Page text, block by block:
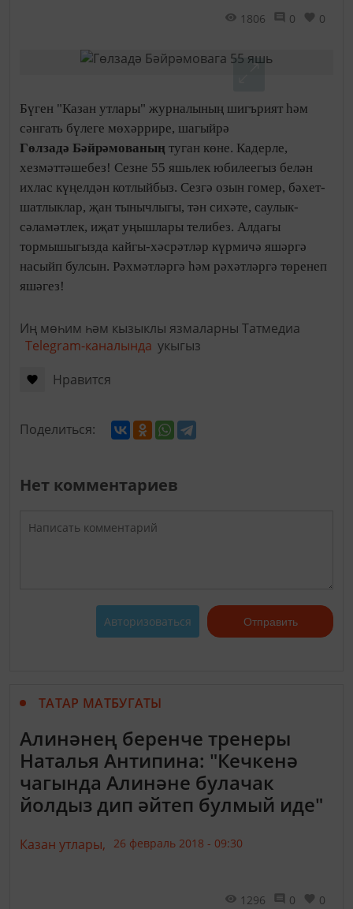
1806 0 0
Бүген "Казан утлары" журналының шигърият һәм
сәнгать бүлеге мөхәррире, шагыйрә
Гөлзадә Бәйрәмованың туган көне. Кадерле,
хезмәттәшебез! Сезне 55 яшьлек юбилеегыз белән
ихлас күңелдән котлыйбыз. Сезгә озын гомер, бәхет-
шатлыклар, җан тынычлыгы, тән сихәте, саулык-
сәламәтлек, иҗат уңышлары телибез. Алдагы
тормышыгызда кайгы-хәсрәтләр күрмичә яшәргә
насыйп булсын. Рәхмәтләргә һәм рәхәтләргә төренеп
яшәгез!
Иң мөһим һәм кызыклы язмаларны Татмедиа
Telegram-каналында укыгыз
Нравится
Поделиться:
Нет комментариев
Авторизоваться Отправить
ТАТАР МАТБУГАТЫ
Алинәнең беренче тренеры
Наталья Антипина: "Кечкенә
чагында Алинәне булачак
йолдыз дип әйтеп булмый иде"
Казан утлары, 26 февраль 2018 - 09:30
1296 0 0